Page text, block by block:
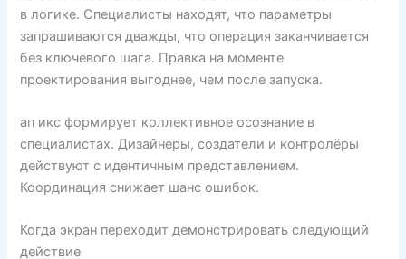
в логике. Специалисты находят, что параметры
запрашиваются дважды, что операция заканчивается
без ключевого шага. Правка на моменте
проектирования выгоднее, чем после запуска.
ап икс формирует коллективное осознание в
специалистах. Дизайнеры, создатели и контролёры
действуют с идентичным представлением.
Координация снижает шанс ошибок.
Когда экран переходит демонстрировать следующий
действие